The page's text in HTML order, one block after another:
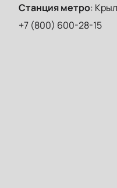
Станция метро:
+7 (800) 600-28-15